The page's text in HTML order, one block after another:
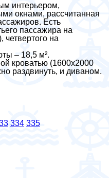
интерьером,
окнами, рассчитанная
Есть
пассажира на
четвертого на
– 18,5 м².
кроватью (1600х2000
раздвинуть, и диваном.
334 335